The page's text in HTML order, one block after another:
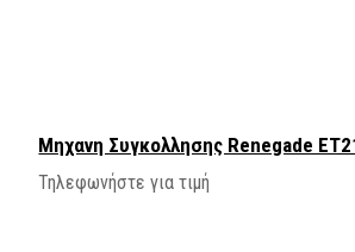
Mηχανη Συγκολλησης Renegade
Τηλεφωνήστε για τιμή